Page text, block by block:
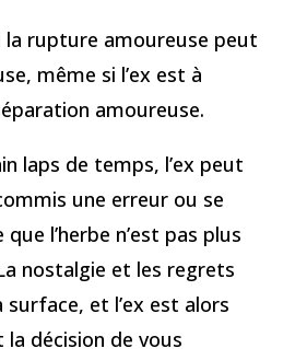
la rupture amoureuse peut
même si l’ex est à
amoureuse.
laps de temps, l’ex peut
une erreur ou se
l’herbe n’est pas plus
nostalgie et les regrets
et l’ex est alors
décision de vous